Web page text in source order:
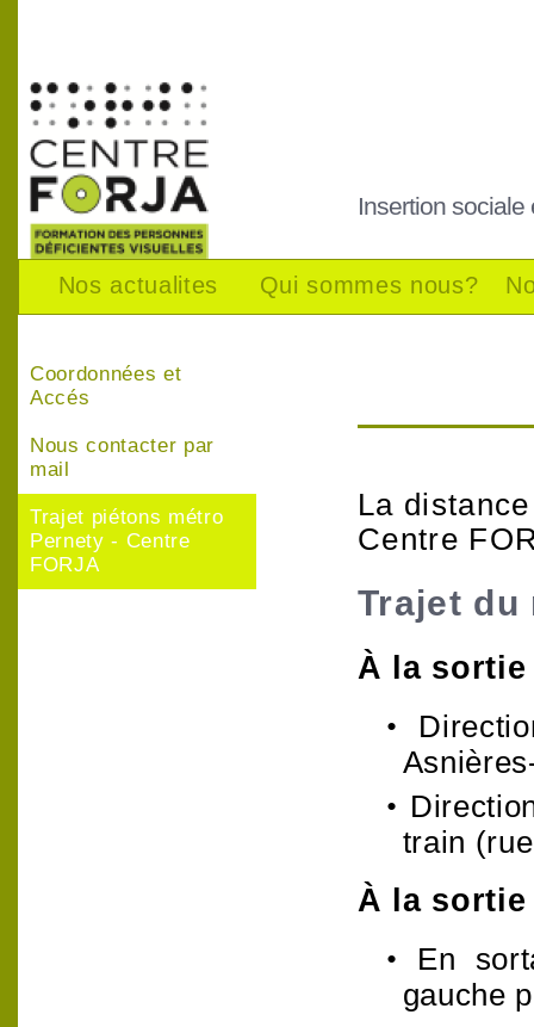
Insertion
Nos actualites Qui sommes nous?
Coordonnées et
Accés
Nous contacter par
mail
Trajet piétons métro
Pernety - Centre
FORJA
La
Centre
Trajet du
À la sortie
•
•
train
À la sortie
•
En
gauche